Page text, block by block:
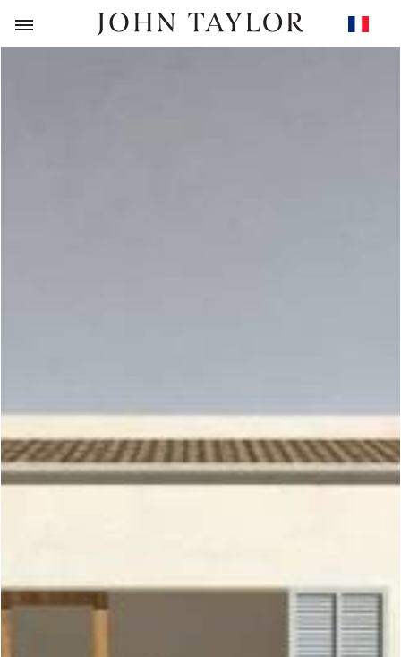
RETOUR